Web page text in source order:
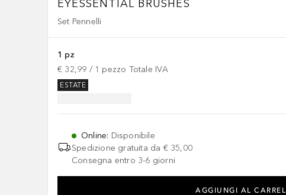
EYESSENTIAL BRUSHES
Set Pennelli
1 pz
€ 32,99 / 1 pezzo Totale IVA
ESTATE
Online: Disponibile
Spedizione gratuita da € 35,00
Consegna entro 3-6 giorni
AGGIUNGI AL